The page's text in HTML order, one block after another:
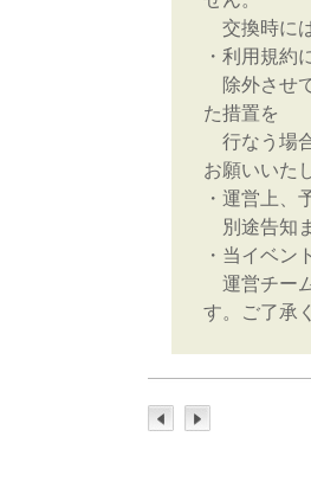
交換時に
・利用規約
除外させ
た措置を
行なう場
お願いいた
・運営上、
別途告知
・当イベン
運営チー
す。ご了承